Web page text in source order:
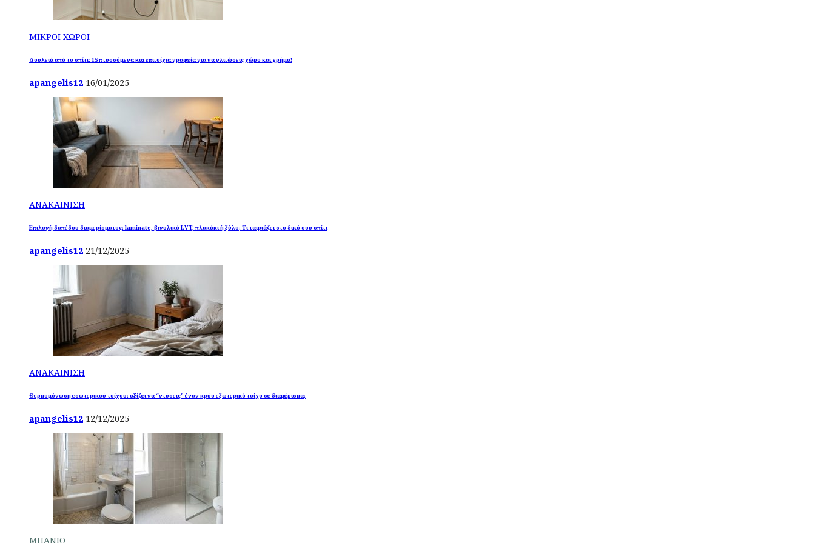
ΜΙΚΡΟΙ ΧΩΡΟΙ
Δουλειά από το σπίτι: 15 πτυσσόμενα και επιτοίχια γραφεία για να γλιτώσεις χώρο και χρήμα!
apangelis12 16/01/2025
ΑΝΑΚΑΙΝΙΣΗ
Επιλογή δαπέδου διαμερίσματος: laminate, βινυλικό LVT, πλακάκι ή ξύλο; Τι ταιριάζει στο δικό σου σπίτι
apangelis12 21/12/2025
ΑΝΑΚΑΙΝΙΣΗ
Θερμομόνωση εσωτερικού τοίχου: αξίζει να “ντύσεις” έναν κρύο εξωτερικό τοίχο σε διαμέρισμα;
apangelis12 12/12/2025
ΜΠΑΝΙΟ